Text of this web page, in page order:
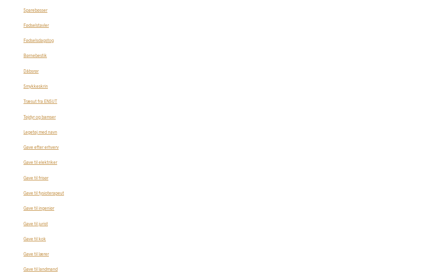
Sparebøsser
Fødselstavler
Fødselsdagstog
Børnebestik
Dåbsrør
Smykkeskrin
Træsut fra ENSUT
Tøjdyr og bamser
Legetøj med navn
Gave efter erhverv
Gave til elektriker
Gave til frisør
Gave til fysioterapeut
Gave til ingeniør
Gave til jurist
Gave til kok
Gave til lærer
Gave til landmand